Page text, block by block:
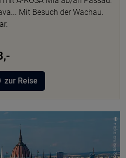
Mit Besuch der Wachau.
zur Reise